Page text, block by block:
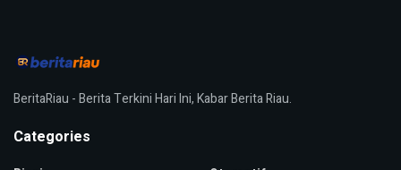
BeritaRiau - Berita Terkini Hari Ini, Kabar Berita Riau.
Categories